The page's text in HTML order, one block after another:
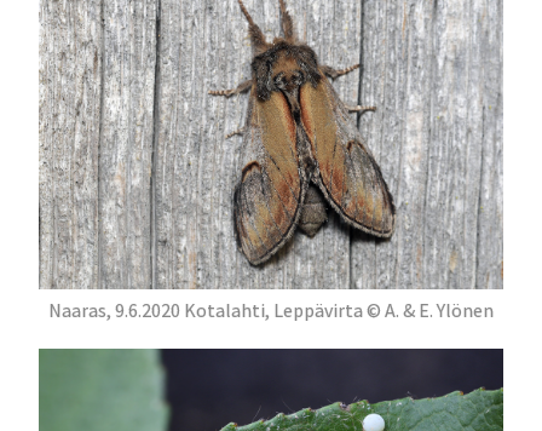
Naaras, 9.6.2020 Kotalahti, Leppävirta © A. & E. Ylönen